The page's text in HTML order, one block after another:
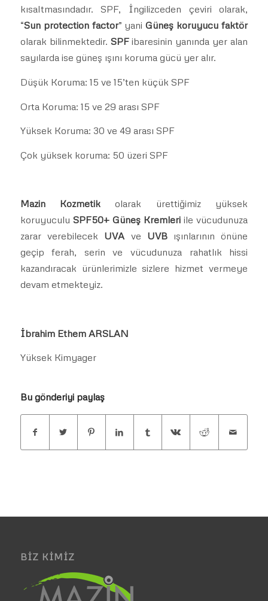
kısaltmasındadır. SPF, İngilizceden çeviri olarak,
“Sun protection factor” yaniGüneş koruyucu faktör
olarak bilinmektedir. SPFibaresinin yanında yer alan
sayılarda ise güneş ışını koruma gücü yer alır.
Düşük Koruma: 15 ve 15’ten küçük SPF
Orta Koruma: 15 ve 29 arası SPF
Yüksek Koruma: 30 ve 49 arası SPF
Çok yüksek koruma: 50 üzeri SPF
Mazin Kozmetik olarak ürettiğimiz yüksek
koruyuculu SPF50+ Güneş Kremleri ile vücudunuza
zarar verebilecek UVAve UVBışınlarının önüne
geçip ferah, serin ve vücudunuza rahatlık hissi
kazandıracak ürünlerimizle sizlere hizmet vermeye
devam etmekteyiz.
İbrahim Ethem ARSLAN
Yüksek Kimyager
Bu gönderiyi paylaş
BIZ KIMIZ